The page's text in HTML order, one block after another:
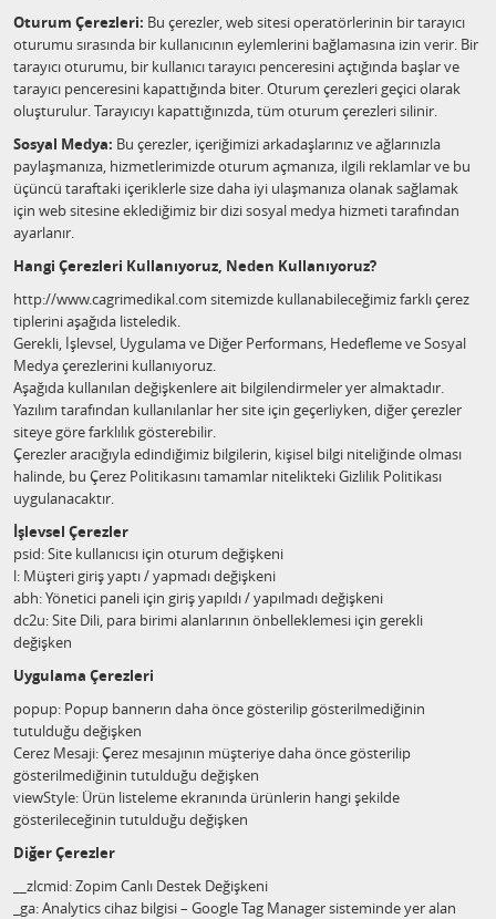
Oturum Çerezleri: Bu çerezler, web sitesi operatörlerinin bir tarayıcı
oturumu sırasında bir kullanıcının eylemlerini bağlamasına izin verir. Bir
tarayıcı oturumu, bir kullanıcı tarayıcı penceresini açtığında başlar ve
tarayıcı penceresini kapattığında biter. Oturum çerezleri geçici olarak
oluşturulur. Tarayıcıyı kapattığınızda, tüm oturum çerezleri silinir.
Sosyal Medya: Bu çerezler, içeriğimizi arkadaşlarınız ve ağlarınızla
paylaşmanıza, hizmetlerimizde oturum açmanıza, ilgili reklamlar ve bu
üçüncü taraftaki içeriklerle size daha iyi ulaşmanıza olanak sağlamak
için web sitesine eklediğimiz bir dizi sosyal medya hizmeti tarafından
ayarlanır.
Hangi Çerezleri Kullanıyoruz, Neden Kullanıyoruz?
http://www.cagrimedikal.com sitemizde kullanabileceğimiz farklı çerez
tiplerini aşağıda listeledik.
Gerekli, İşlevsel, Uygulama ve Diğer Performans, Hedefleme ve Sosyal
Medya çerezlerini kullanıyoruz.
Aşağıda kullanılan değişkenlere ait bilgilendirmeler yer almaktadır.
Yazılım tarafından kullanılanlar her site için geçerliyken, diğer çerezler
siteye göre farklılık gösterebilir.
Çerezler aracığıyla edindiğimiz bilgilerin, kişisel bilgi niteliğinde olması
halinde, bu Çerez Politikasını tamamlar nitelikteki Gizlilik Politikası
uygulanacaktır.
İşlevsel Çerezler
psid: Site kullanıcısı için oturum değişkeni
l: Müşteri giriş yaptı / yapmadı değişkeni
abh: Yönetici paneli için giriş yapıldı / yapılmadı değişkeni
dc2u: Site Dili, para birimi alanlarının önbelleklemesi için gerekli
değişken
Uygulama Çerezleri
popup: Popup bannerın daha önce gösterilip gösterilmediğinin
tutulduğu değişken
Cerez Mesaji: Çerez mesajının müşteriye daha önce gösterilip
gösterilmediğinin tutulduğu değişken
viewStyle: Ürün listeleme ekranında ürünlerin hangi şekilde
gösterileceğinin tutulduğu değişken
Diğer Çerezler
__zlcmid: Zopim Canlı Destek Değişkeni
_ga: Analytics cihaz bilgisi – Google Tag Manager sisteminde yer alan